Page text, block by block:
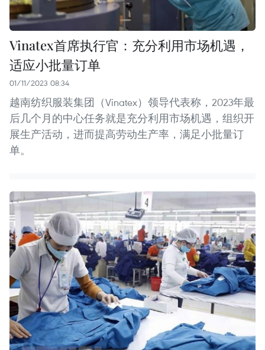
Vinatex首席执行官：充分利用市场机遇，
适应小批量订单
01/11/2023 08:34
越南纺织服装集团（Vinatex）领导代表称，2023年最
后几个月的中心任务就是充分利用市场机遇，组织开
展生产活动，进而提高劳动生产率，满足小批量订
单。